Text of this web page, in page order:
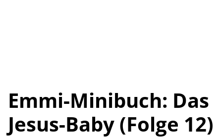
Emmi-Minibuch: Das
Jesus-Baby (Folge 12)